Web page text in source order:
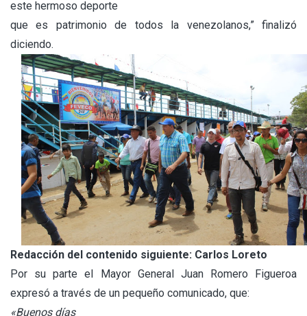
este hermoso deporte
que es patrimonio de todos la venezolanos,” finalizó
diciendo.
Redacción del contenido siguiente: Carlos Loreto
Por su parte el Mayor General Juan Romero Figueroa
expresó a través de un pequeño comunicado, que:
«Buenos días